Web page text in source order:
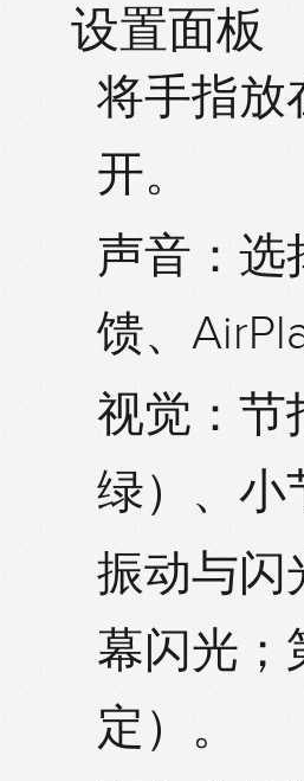
设置面板
将手指放
开。
声音： 选
馈、
视觉： 节
绿）、小
振动与闪
幕闪光；
定）。